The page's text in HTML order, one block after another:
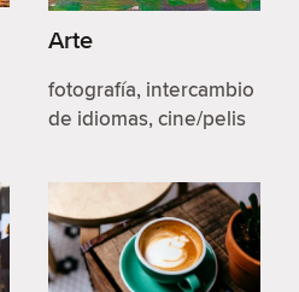
Arte
fotografía, intercambio
de idiomas, cine/pelis